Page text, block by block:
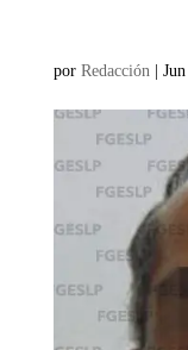
por Redacción |